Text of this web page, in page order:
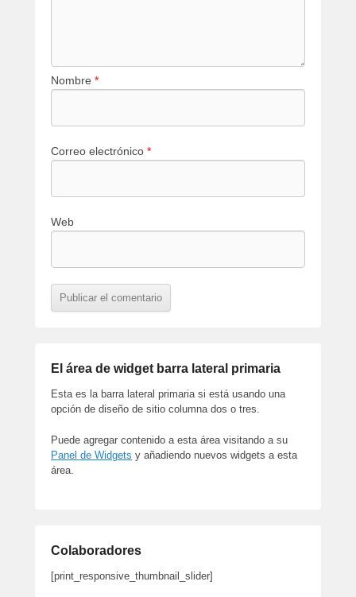
Nombre *
Correo electrónico *
Web
El área de widget barra lateral primaria
Esta es la barra lateral primaria si está usando una
opción de diseño de sitio columna dos o tres.
Puede agregar contenido a esta área visitando a su
Panel de Widgets y añadiendo nuevos widgets a esta
área.
Colaboradores
[print_responsive_thumbnail_slider]